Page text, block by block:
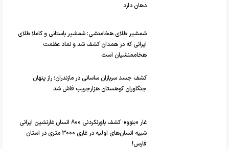
دهان دارد
شمشیر طلای هخامنشی: شمشیر باستانی و کاملا طلای
ایرانی که در همدان کشف شد و نماد عظمت
هخاممنشیان است
کشف جسد سربازان ساسانی در مازندران؛ راز پنهان
جنگاوران کوهستان هزارجریب فاش شد
غار «بنوو»؛ کشف باورنکردنی ۸۰۰ انسان غارنشین ایرانی
شبیه انسان‌های اولیه در غاری ۳۰۰۰ متری در استان
فارس!